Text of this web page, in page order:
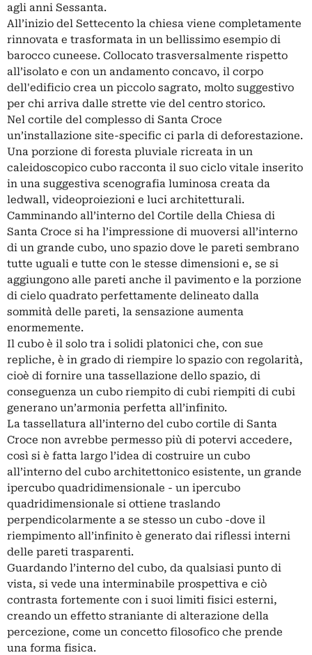
agli anni Sessanta.
All’inizio del Settecento la chiesa viene completamente
rinnovata e trasformata in un bellissimo esempio di
barocco cuneese. Collocato trasversalmente rispetto
all’isolato e con un andamento concavo, il corpo
dell'edificio crea un piccolo sagrato, molto suggestivo
per chi arriva dalle strette vie del centro storico.
Nel cortile del complesso di Santa Croce
un’installazione site-specific ci parla di deforestazione.
Una porzione di foresta pluviale ricreata in un
caleidoscopico cubo racconta il suo ciclo vitale inserito
in una suggestiva scenografia luminosa creata da
ledwall, videoproiezioni e luci architetturali.
Camminando all’interno del Cortile della Chiesa di
Santa Croce si ha l’impressione di muoversi all’interno
di un grande cubo, uno spazio dove le pareti sembrano
tutte uguali e tutte con le stesse dimensioni e, se si
aggiungono alle pareti anche il pavimento e la porzione
di cielo quadrato perfettamente delineato dalla
sommità delle pareti, la sensazione aumenta
enormemente.
Il cubo è il solo tra i solidi platonici che, con sue
repliche, è in grado di riempire lo spazio con regolarità,
cioè di fornire una tassellazione dello spazio, di
conseguenza un cubo riempito di cubi riempiti di cubi
generano un’armonia perfetta all’infinito.
La tassellatura all’interno del cubo cortile di Santa
Croce non avrebbe permesso più di potervi accedere,
così si è fatta largo l’idea di costruire un cubo
all’interno del cubo architettonico esistente, un grande
ipercubo quadridimensionale - un ipercubo
quadridimensionale si ottiene traslando
perpendicolarmente a se stesso un cubo -dove il
riempimento all’infinito è generato dai riflessi interni
delle pareti trasparenti.
Guardando l’interno del cubo, da qualsiasi punto di
vista, si vede una interminabile prospettiva e ciò
contrasta fortemente con i suoi limiti fisici esterni,
creando un effetto straniante di alterazione della
percezione, come un concetto filosofico che prende
una forma fisica.